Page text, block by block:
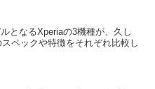
となるXperiaの3機種が、久し
ペックや特徴をそれぞれ比較し